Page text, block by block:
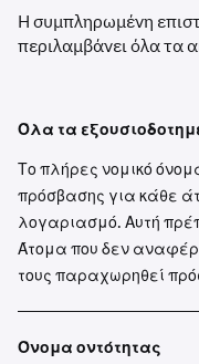
Η συμπληρωμένη
περιλαμβάνει όλα τα
Όλα τα
Το πλήρες νομικό
πρόσβασης για κάθε
λογαριασμό. Αυτή
Άτομα που δεν
τους παραχωρηθεί
Όνομα οντότητας